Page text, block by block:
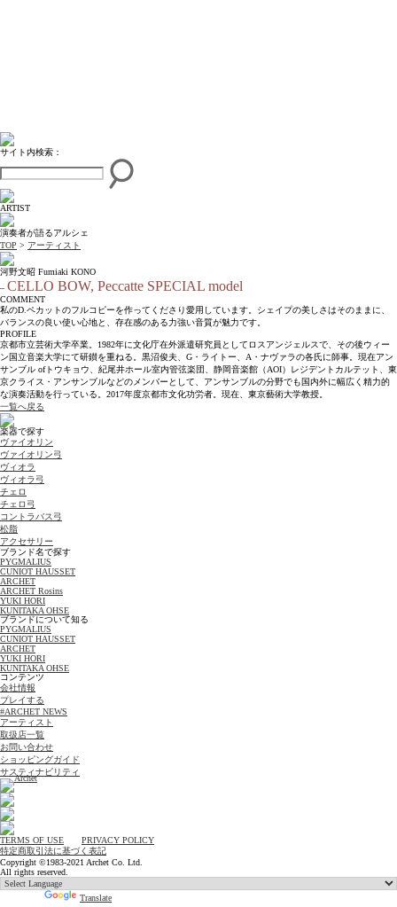
サイト内検索：
ARTIST
演奏者が語るアルシェ
TOP > アーティスト
河野文昭 Fumiaki KONO
– CELLO BOW, Peccatte SPECIAL model
COMMENT
私のD.ペカットのフルコピーを作ってくださり愛用しています。シェイプの美しさはそのままに、
バランスの良い使い心地と、存在感のある力強い音質が魅力です。
PROFILE
京都市立芸術大学卒業。1982年に文化庁在外派遣研究員としてロスアンジェルスで、その後ウィー
ン国立音楽大学にて研鑚を重ねる。黒沼俊夫、G・ライトー、A・ナヴァラの各氏に師事。現在アン
サンブル ofトウキョウ、紀尾井ホール室内管弦楽団、静岡音楽館（AOI）レジデントカルテット、東
京クライス・アンサンブルなどのメンバーとして、アンサンブルの分野でも国内外に幅広く精力的
な演奏活動を行っている。2017年度京都市文化功労者。現在、東京藝術大学教授。
一覧へ戻る
楽器で探す
ヴァイオリン
ヴァイオリン弓
ヴィオラ
ヴィオラ弓
チェロ
チェロ弓
コントラバス弓
松脂
アクセサリー
ブランド名で探す
PYGMALIUS
CUNIOT HAUSSET
ARCHET
ARCHET Rosins
YUKI HORI
KUNITAKA OHSE
ブランドについて知る
PYGMALIUS
CUNIOT HAUSSET
ARCHET
YUKI HORI
KUNITAKA OHSE
コンテンツ
会社情報
プレイする
#ARCHET NEWS
アーティスト
取扱店一覧
お問い合わせ
ショッピングガイド
サスティナビリティ
TERMS OF USE
PRIVACY POLICY
特定商取引法に基づく表記
Copyright ©1983-2021 Archet Co. Ltd.
All rights reserved.
Translate